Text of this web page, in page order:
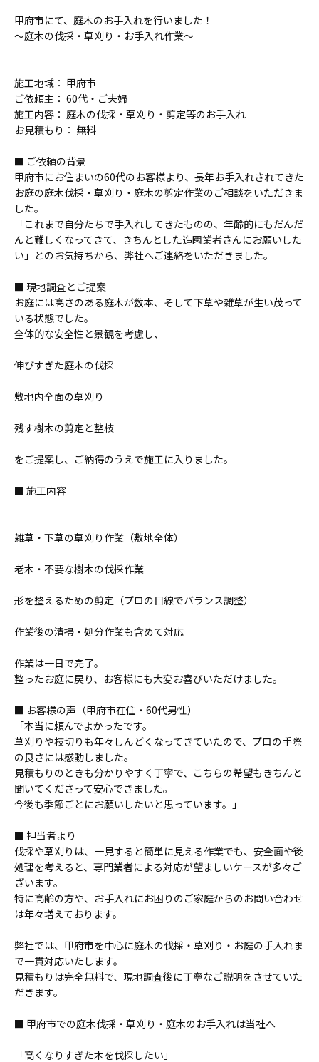
甲府市にて、庭木のお手入れを行いました！
〜庭木の伐採・草刈り・お手入れ作業〜
施工地域： 甲府市
ご依頼主： 60代・ご夫婦
施工内容： 庭木の伐採・草刈り・剪定等のお手入れ
お見積もり： 無料
■ ご依頼の背景
甲府市にお住まいの60代のお客様より、長年お手入れされてきた
お庭の庭木伐採・草刈り・庭木の剪定作業のご相談をいただきま
した。
「これまで自分たちで手入れしてきたものの、年齢的にもだんだ
んと難しくなってきて、きちんとした造園業者さんにお願いした
い」とのお気持ちから、弊社へご連絡をいただきました。
■ 現地調査とご提案
お庭には高さのある庭木が数本、そして下草や雑草が生い茂って
いる状態でした。
全体的な安全性と景観を考慮し、
伸びすぎた庭木の伐採
敷地内全面の草刈り
残す樹木の剪定と整枝
をご提案し、ご納得のうえで施工に入りました。
■ 施工内容
雑草・下草の草刈り作業（敷地全体）
老木・不要な樹木の伐採作業
形を整えるための剪定（プロの目線でバランス調整）
作業後の清掃・処分作業も含めて対応
作業は一日で完了。
整ったお庭に戻り、お客様にも大変お喜びいただけました。
■ お客様の声（甲府市在住・60代男性）
「本当に頼んでよかったです。
草刈りや枝切りも年々しんどくなってきていたので、プロの手際
の良さには感動しました。
見積もりのときも分かりやすく丁寧で、こちらの希望もきちんと
聞いてくださって安心できました。
今後も季節ごとにお願いしたいと思っています。」
■ 担当者より
伐採や草刈りは、一見すると簡単に見える作業でも、安全面や後
処理を考えると、専門業者による対応が望ましいケースが多々ご
ざいます。
特に高齢の方や、お手入れにお困りのご家庭からのお問い合わせ
は年々増えております。
弊社では、甲府市を中心に庭木の伐採・草刈り・お庭の手入れま
で一貫対応いたします。
見積もりは完全無料で、現地調査後に丁寧なご説明をさせていた
だきます。
■ 甲府市での庭木伐採・草刈り・庭木のお手入れは当社へ
「高くなりすぎた木を伐採したい」